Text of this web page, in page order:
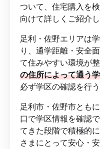
ついて、住宅購入を
向けて詳しくご紹介し
足利・佐野エリアは
り、通学距離・安全
て住みやすい環境が
の住所によって通う
必ず学区の確認を行
足利市・佐野市とも
口で学区情報を確認
てきた段階で積極的
さまにとって安心・